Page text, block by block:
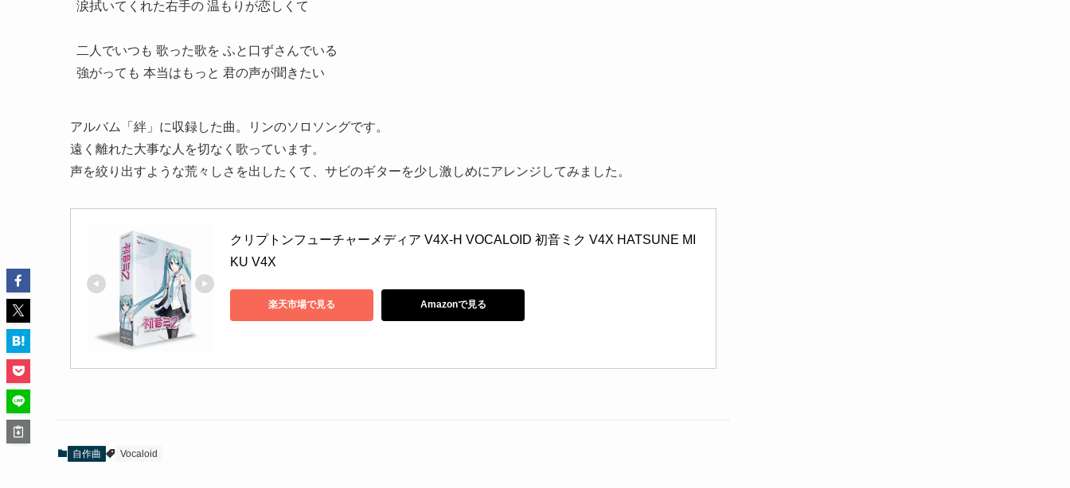
涙拭いてくれた右手の 温もりが恋しくて
二人でいつも 歌った歌を ふと口ずさんでいる
強がっても 本当はもっと 君の声が聞きたい
アルバム「絆」に収録した曲。リンのソロソングです。
遠く離れた大事な人を切なく歌っています。
声を絞り出すような荒々しさを出したくて、サビのギターを少し激しめにアレンジしてみました。
クリプトンフューチャーメディア V4X-H VOCALOID 初音ミク V4X HATSUNE MI
KU V4X
楽天市場で見る Amazonで見る
自作曲 Vocaloid